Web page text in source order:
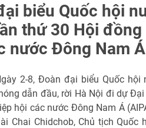
biểu Quốc hội
thứ 30 Hội
nước Đông Nam Á
2-8, Đoàn đại biểu Quốc
dẫn đầu, rời Hà Nội đi dự
hội các nước Đông Nam Á
Chai Chidchob, Chủ tịch Quốc